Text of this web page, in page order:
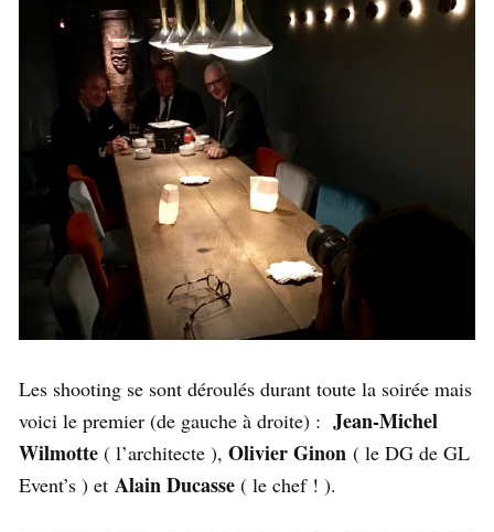
Les shooting se sont déroulés durant toute la soirée mais
voici le premier (de gauche à droite) : Jean-Michel
Wilmotte ( l’architecte ), Olivier Ginon ( le DG de GL
Event’s ) et Alain Ducasse ( le chef ! ).